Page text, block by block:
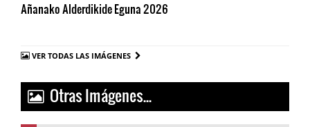
Añanako Alderdikide Eguna 2026
VER TODAS LAS IMÁGENES
Otras Imágenes...